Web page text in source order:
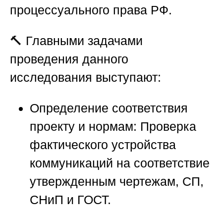
процессуального права РФ.
🔨 Главными задачами
проведения данного
исследования выступают:
Определение соответствия
проекту и нормам: Проверка
фактического устройства
коммуникаций на соответствие
утвержденным чертежам, СП,
СНиП и ГОСТ.